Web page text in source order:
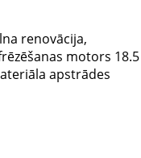
renovācija,
motors 18.5
apstrādes